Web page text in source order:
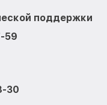
поддержки
59
30